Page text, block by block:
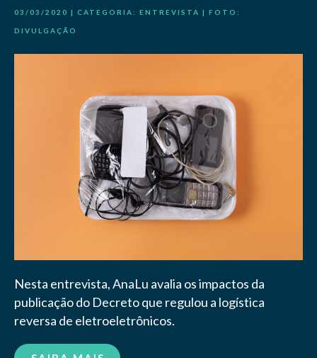
03/03/2020 | CATEGORIA: ENTREVISTA | FOTO:
DIVULGAÇÃO
Nesta entrevista, AnaLu avalia os impactos da
publicação do Decreto que regulou a logística
reversa de eletroeletrônicos.